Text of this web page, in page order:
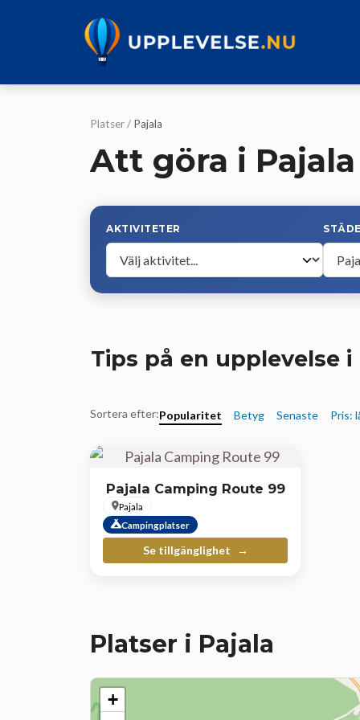
Platser/ Pajala
Att göra i Pajala
AKTIVITETER
Tips på en upplevelse i
Sortera efter:Popularitet Betyg Senaste Pris:
Pajala Camping Route 99
Pajala
Campingplatser
Se tillgänglighet
Platser i Pajala
+